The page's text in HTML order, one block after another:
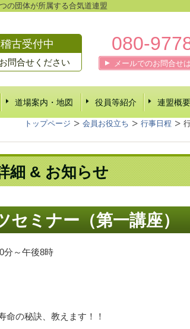
の団体が所属する合気道連盟
古受付中
問合せください
080-
メールでのお問合せ
道場案内・地図 役員等紹介 連盟概要
トップページ 会員お役立ち 行事日程
細 & お知らせ
セミナー（第一講座）
分～午後8時
の秘訣、教えます！！